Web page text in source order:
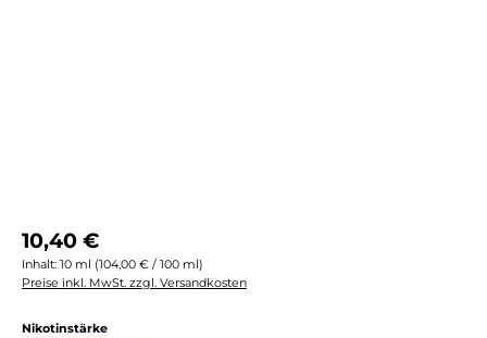
Regulärer Preis:
10,40 €
Inhalt: 10 ml (104,00 € / 100 ml)
Preise inkl. MwSt. zzgl. Versandkosten
Nikotinstärkeauswählen